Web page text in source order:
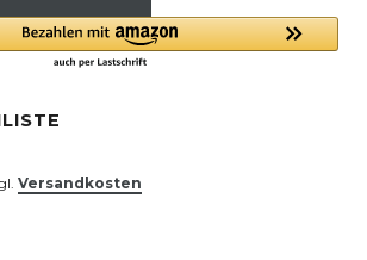
Versandkosten